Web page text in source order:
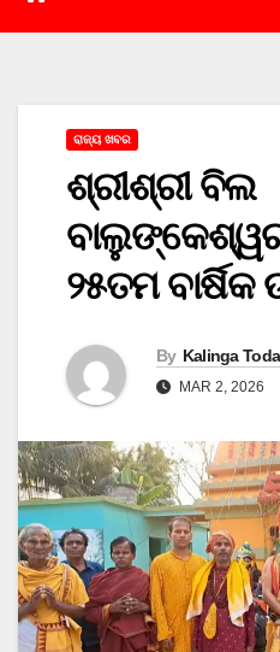
ରାଜ୍ୟ ଖବର
ଶ୍ରୀଶ୍ରୀ ବିଲ
୨୫ତମ
By Kalinga
MAR 2, 2026